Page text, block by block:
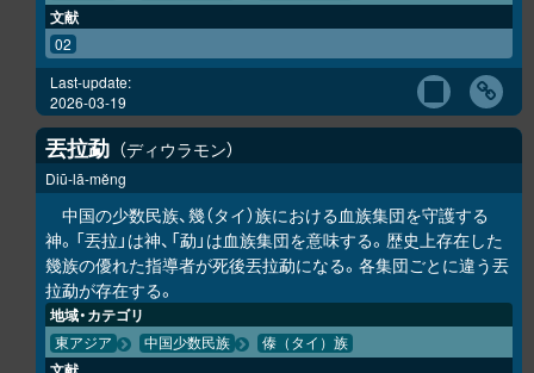
文献
02
Last-update:
2026-03-19
丟拉勐 ディウラモン
Diū-lā-mĕng
中国の少数民族、幾（タイ）族における血族集団を守護する
神。「丟拉」は神、「勐」は血族集団を意味する。歴史上存在した
幾族の優れた指導者が死後丟拉勐になる。各集団ごとに違う丟
拉勐が存在する。
地域・カテゴリ
東アジア 中国少数民族 傣（タイ）族